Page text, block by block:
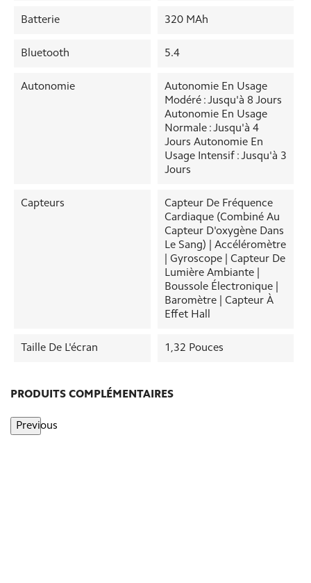
Batterie 320 MAh
Bluetooth 5.4
Autonomie
Autonomie En Usage
Modéré : Jusqu'à 8 Jours
Autonomie En Usage
Normale : Jusqu'à 4
Jours Autonomie En
Usage Intensif : Jusqu'à 3
Jours
Capteurs
Capteur De Fréquence
Cardiaque (combiné Au
Capteur D'oxygène Dans
Le Sang) | Accéléromètre
| Gyroscope | Capteur De
Lumière Ambiante |
Boussole Électronique |
Baromètre | Capteur À
Effet Hall
Taille De L'écran 1,32 Pouces
PRODUITS COMPLÉMENTAIRES
Previous